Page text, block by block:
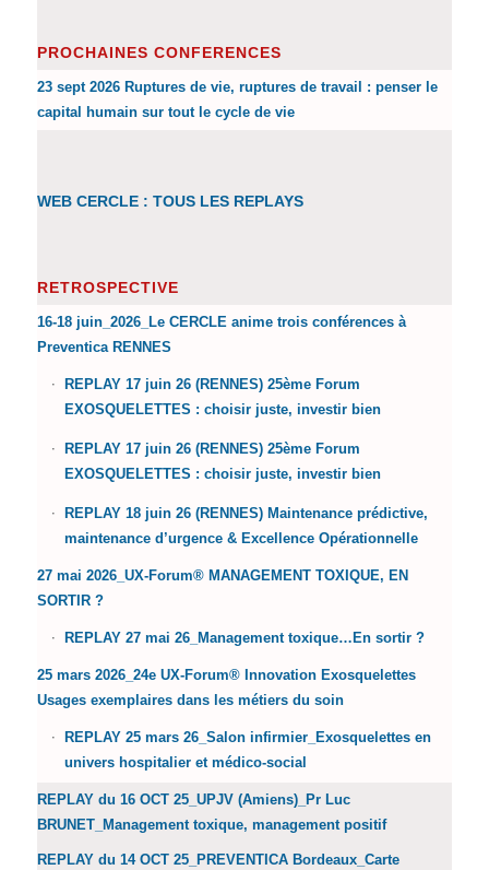
PROCHAINES CONFERENCES
23 sept 2026 Ruptures de vie, ruptures de travail : penser le
capital humain sur tout le cycle de vie
WEB CERCLE : TOUS LES REPLAYS
RETROSPECTIVE
16-18 juin_2026_Le CERCLE anime trois conférences à
Preventica RENNES
REPLAY 17 juin 26 (RENNES) 25ème Forum
EXOSQUELETTES : choisir juste, investir bien
REPLAY 17 juin 26 (RENNES) 25ème Forum
EXOSQUELETTES : choisir juste, investir bien
REPLAY 18 juin 26 (RENNES) Maintenance prédictive,
maintenance d’urgence & Excellence Opérationnelle
27 mai 2026_UX-Forum® MANAGEMENT TOXIQUE, EN
SORTIR ?
REPLAY 27 mai 26_Management toxique…En sortir ?
25 mars 2026_24e UX-Forum® Innovation Exosquelettes
Usages exemplaires dans les métiers du soin
REPLAY 25 mars 26_Salon infirmier_Exosquelettes en
univers hospitalier et médico-social
REPLAY du 16 OCT 25_UPJV (Amiens)_Pr Luc
BRUNET_Management toxique, management positif
REPLAY du 14 OCT 25_PREVENTICA Bordeaux_Carte